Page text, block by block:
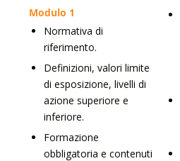
Modulo 1
Normativa di
riferimento.
Definizioni, valori limite
di esposizione, livelli di
azione superiore e
inferiore.
Formazione
obbligatoria e contenuti